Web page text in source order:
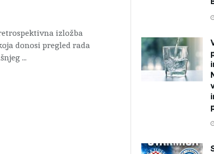
izložba
donosi pregled rada
...